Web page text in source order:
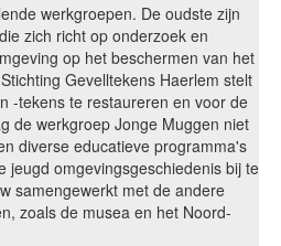
werkgroepen. De oudste zijn
zich richt op onderzoek en
op het beschermen van het
Gevelltekens Haerlem stelt
-tekens te restaureren en voor de
de werkgroep Jonge Muggen niet
diverse educatieve programma's
jeugd omgevingsgeschiedenis bij te
samengewerkt met de andere
zoals de musea en het Noord-